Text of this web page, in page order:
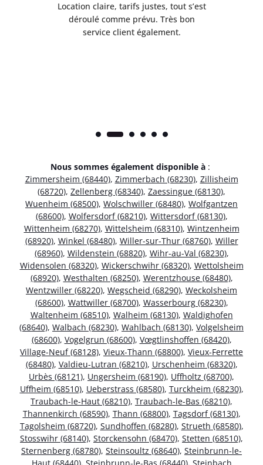
Location claire, tarifs justes, tout s’est
déroulé comme prévu. Très bon
service client également.
Nous sommes également disponible à :
Zimmersheim (68440), Zimmerbach (68230), Zillisheim
(68720), Zellenberg (68340), Zaessingue (68130),
Wuenheim (68500), Wolschwiller (68480), Wolfgantzen
(68600), Wolfersdorf (68210), Wittersdorf (68130),
Wittenheim (68270), Wittelsheim (68310), Wintzenheim
(68920), Winkel (68480), Willer-sur-Thur (68760), Willer
(68960), Wildenstein (68820), Wihr-au-Val (68230),
Widensolen (68320), Wickerschwihr (68320), Wettolsheim
(68920), Westhalten (68250), Werentzhouse (68480),
Wentzwiller (68220), Wegscheid (68290), Weckolsheim
(68600), Wattwiller (68700), Wasserbourg (68230),
Waltenheim (68510), Walheim (68130), Waldighofen
(68640), Walbach (68230), Wahlbach (68130), Volgelsheim
(68600), Vogelgrun (68600), Vœgtlinshoffen (68420),
Village-Neuf (68128), Vieux-Thann (68800), Vieux-Ferrette
(68480), Valdieu-Lutran (68210), Urschenheim (68320),
Urbès (68121), Ungersheim (68190), Uffholtz (68700),
Uffheim (68510), Ueberstrass (68580), Turckheim (68230),
Traubach-le-Haut (68210), Traubach-le-Bas (68210),
Thannenkirch (68590), Thann (68800), Tagsdorf (68130),
Tagolsheim (68720), Sundhoffen (68280), Strueth (68580),
Stosswihr (68140), Storckensohn (68470), Stetten (68510),
Sternenberg (68780), Steinsoultz (68640), Steinbrunn-le-
Haut (68440), Steinbrunn-le-Bas (68440), Steinbach